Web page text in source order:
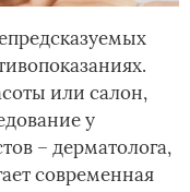
или салон,
у
– дерматолога,
современная